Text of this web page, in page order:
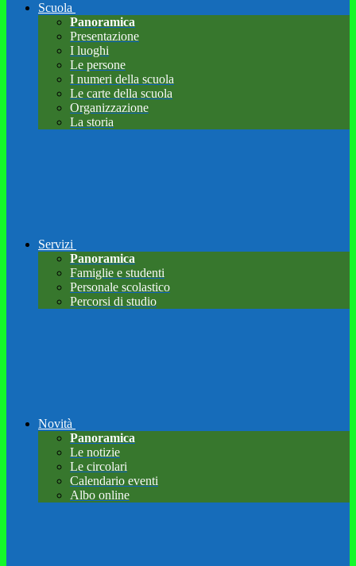
Scuola
Panoramica
Presentazione
I luoghi
Le persone
I numeri della scuola
Le carte della scuola
Organizzazione
La storia
Servizi
Panoramica
Famiglie e studenti
Personale scolastico
Percorsi di studio
Novità
Panoramica
Le notizie
Le circolari
Calendario eventi
Albo online